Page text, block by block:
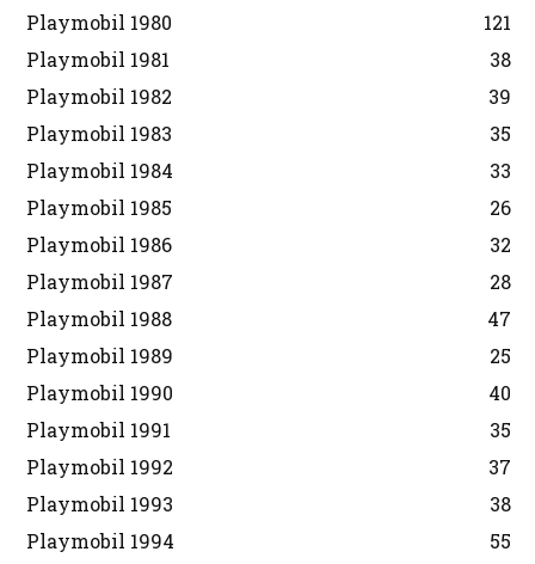
Playmobil 1980
121
Playmobil 1981
38
Playmobil 1982
39
Playmobil 1983
35
Playmobil 1984
33
Playmobil 1985
26
Playmobil 1986
32
Playmobil 1987
28
Playmobil 1988
47
Playmobil 1989
25
Playmobil 1990
40
Playmobil 1991
35
Playmobil 1992
37
Playmobil 1993
38
Playmobil 1994
55